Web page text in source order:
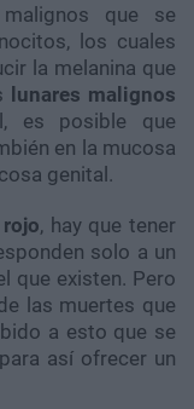
que se
los cuales
la melanina que
lunares malignos
es posible que
en la mucosa
genital.
, hay que tener
solo a un
que existen. Pero
las muertes que
a esto que se
así ofrecer un